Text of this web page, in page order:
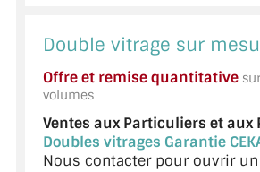
Double vitrage sur
Offre et remise quantitative
volumes
Ventes aux Particuliers et aux
Doubles vitrages Garantie
Nous contacter pour ouvrir